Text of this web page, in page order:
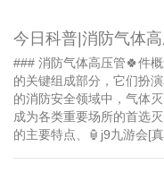
今日科普|消防气体
### 消防气体高压管🍀件
的关键组成部分，它们扮
的消防安全领域中，气体
成为各类重要场所的首选
的主要特点、🏮j9九游会[真